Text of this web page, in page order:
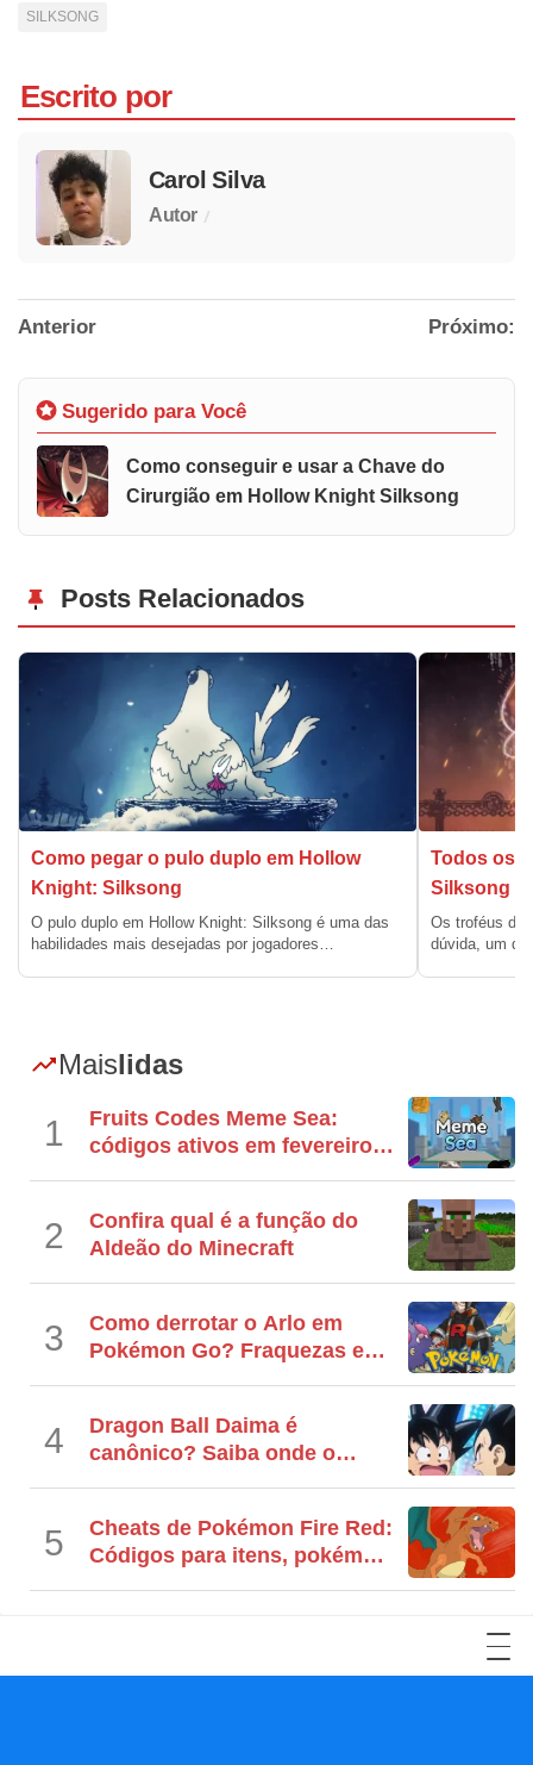
SILKSONG
Escrito por
Carol Silva
Autor /
Anterior Próximo:
Sugerido para Você
Como conseguir e usar a Chave do
Cirurgião em Hollow Knight Silksong
Posts Relacionados
Como pegar o pulo duplo em Hollow
Knight: Silksong
O pulo duplo em Hollow Knight: Silksong é uma das
habilidades mais desejadas por jogadores…
Todos os
Silksong
Os troféus de
dúvida, um
Maislidas
1
Fruits Codes Meme Sea:
códigos ativos em fevereiro
2
Confira qual é a função do
Aldeão do Minecraft
3
Como derrotar o Arlo em
Pokémon Go? Fraquezas e
4
Dragon Ball Daima é
canônico? Saiba onde o
5
Cheats de Pokémon Fire Red:
Códigos para itens, pokémon